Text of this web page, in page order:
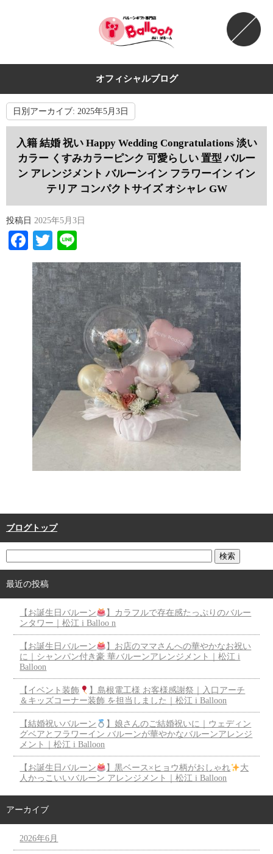
オフィシャルブログ
日別アーカイブ: 2025年5月3日
入籍 結婚 祝い Happy Wedding Congratulations 淡い
カラー くすみカラーピンク 可愛らしい 置型 バルー
ン アレンジメント バルーンイン フラワーイン イン
テリア コンパクトサイズ オシャレ GW
投稿日 2025年5月3日
Facebook
Twitter
ブログトップ
最近の投稿
【お誕生日バルーン
】カラフルで存在感たっぷりのバルー
ンタワー｜松江 i Balloo n
【お誕生日バルーン
】お店のママさんへの華やかなお祝い
に｜シャンパン付き豪 華バルーンアレンジメント｜松江 i
Balloon
【イベント装飾
】島根電工様 お客様感謝祭｜入口アーチ
＆キッズコーナー装飾 を担当しました｜松江 i Balloon
【結婚祝いバルーン
】娘さんのご結婚祝いに｜ウェディン
グベアとフラワーイン バルーンが華やかなバルーンアレンジ
メント｜松江 i Balloon
【お誕生日バルーン 】黒ベース×ヒョウ柄がおしゃれ
大
人かっこいいバルーン アレンジメント｜松江 i Balloon
アーカイブ
2026年6月